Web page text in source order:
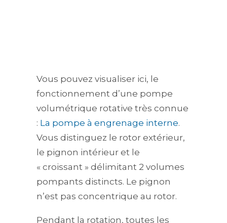
Vous pouvez visualiser ici, le
fonctionnement d’une pompe
volumétrique rotative très connue
: La pompe à engrenage interne.
Vous distinguez le rotor extérieur,
le pignon intérieur et le
« croissant » délimitant 2 volumes
pompants distincts. Le pignon
n’est pas concentrique au rotor.
Pendant la rotation, toutes les